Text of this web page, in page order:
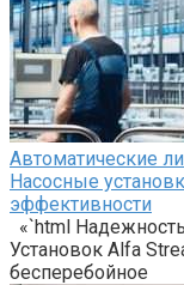
Автоматические
Насосные
эффективности
«`html
Установок Alfa
бесперебойное